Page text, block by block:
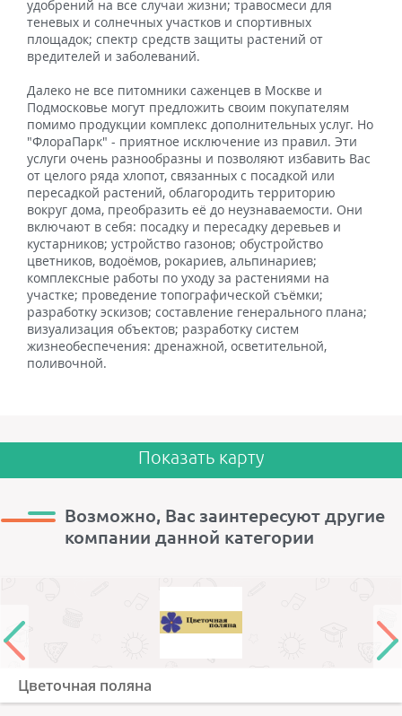
удобрений на все случаи жизни; травосмеси для
теневых и солнечных участков и спортивных
площадок; спектр средств защиты растений от
вредителей и заболеваний.
Далеко не все питомники саженцев в Москве и
Подмосковье могут предложить своим покупателям
помимо продукции комплекс дополнительных услуг. Но
"ФлораПарк" - приятное исключение из правил. Эти
услуги очень разнообразны и позволяют избавить Вас
от целого ряда хлопот, связанных с посадкой или
пересадкой растений, облагородить территорию
вокруг дома, преобразить её до неузнаваемости. Они
включают в себя: посадку и пересадку деревьев и
кустарников; устройство газонов; обустройство
цветников, водоёмов, рокариев, альпинариев;
комплексные работы по уходу за растениями на
участке; проведение топографической съёмки;
разработку эскизов; составление генерального плана;
визуализация объектов; разработку систем
жизнеобеспечения: дренажной, осветительной,
поливочной.
Показать карту
Возможно, Вас заинтересуют другие
компании данной категории
Цветочная поляна